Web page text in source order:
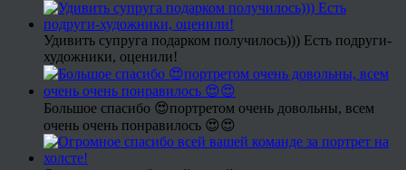
Удивить супруга подарком получилось))) Есть подруги-
художники, оценили!
Большое спасибо 😍портретом очень довольны, всем
очень очень понравилось 😍😍